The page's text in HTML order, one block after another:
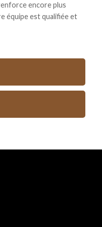
encore plus
équipe est qualifiée et